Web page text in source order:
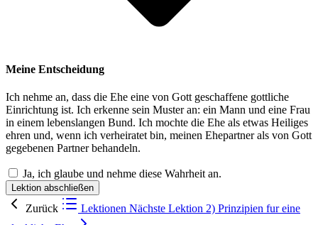
Meine Entscheidung
Ich nehme an, dass die Ehe eine von Gott geschaffene gottliche
Einrichtung ist. Ich erkenne sein Muster an: ein Mann und eine Frau
in einem lebenslangen Bund. Ich mochte die Ehe als etwas Heiliges
ehren und, wenn ich verheiratet bin, meinen Ehepartner als von Gott
gegebenen Partner behandeln.
Ja, ich glaube und nehme diese Wahrheit an.
Lektion abschließen
Zurück Lektionen Nächste Lektion 2) Prinzipien fur eine